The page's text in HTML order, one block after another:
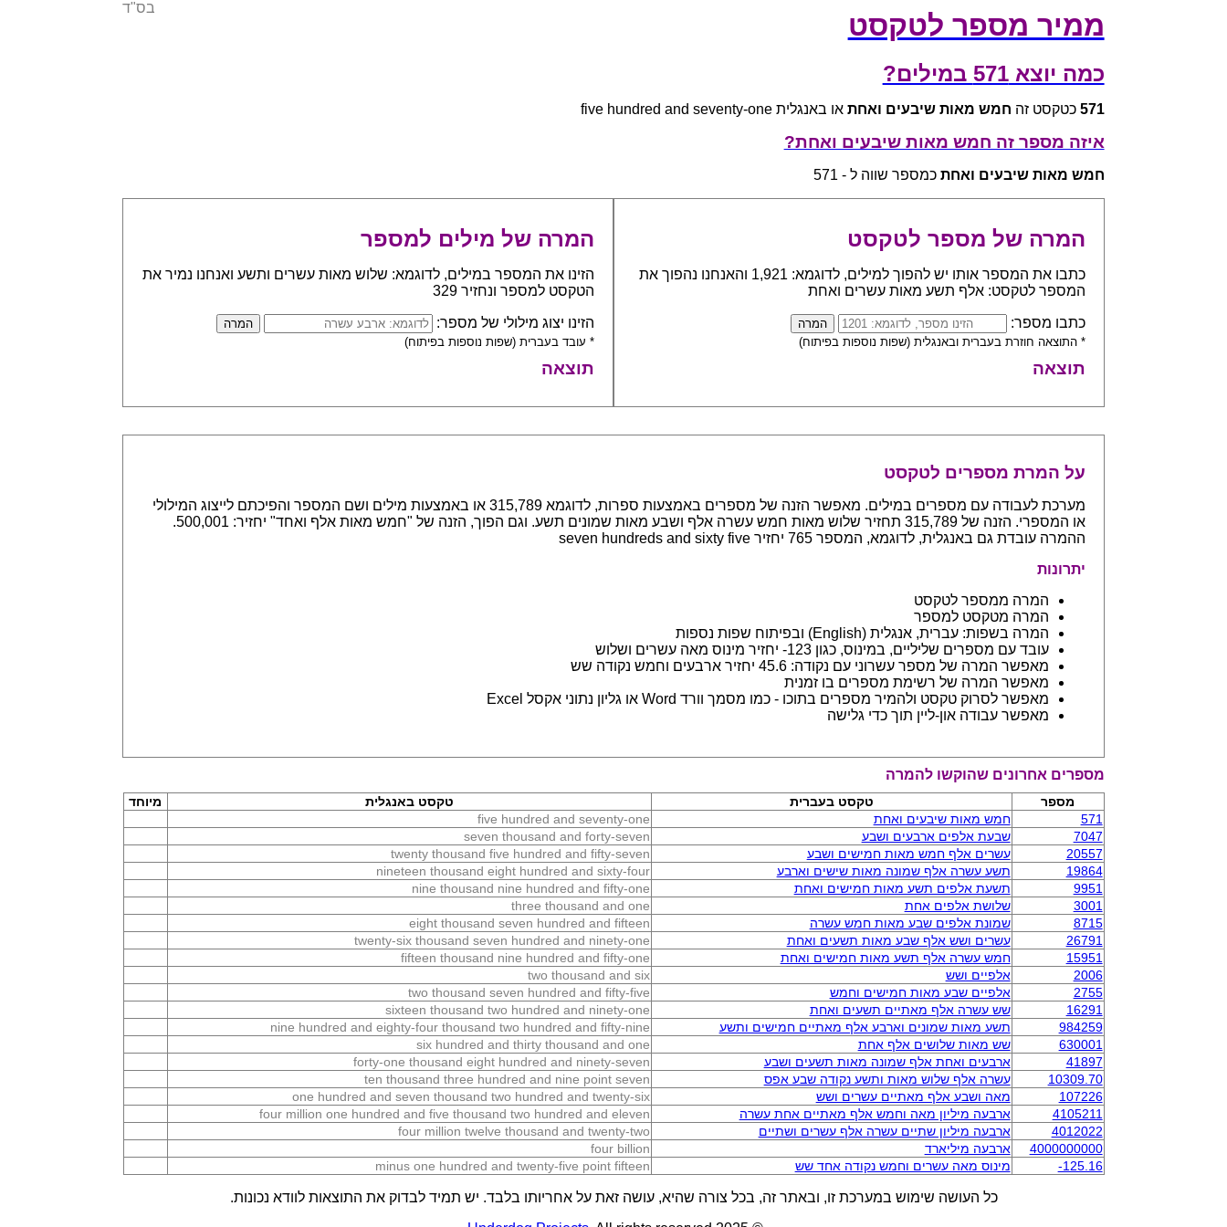
ממיר מספר לטקסט
בס"ד
כמה יוצא 571 במילים?
571 כטקסט זה חמש מאות שיבעים ואחת או באנגלית five hundred and seventy-one
איזה מספר זה חמש מאות שיבעים ואחת?
חמש מאות שיבעים ואחת כמספר שווה ל - 571
המרה של מספר לטקסט
כתבו את המספר אותו יש להפוך למילים, לדוגמא: 1,921 והאנחנו נהפוך את
המספר לטקסט: אלף תשע מאות עשרים ואחת
כתבו מספר:
* התוצאה חוזרת בעברית ובאנגלית (שפות נוספות בפיתוח)
תוצאה
המרה של מילים למספר
הזינו את המספר במילים, לדוגמא: שלוש מאות עשרים ותשע ואנחנו נמיר את
הטקסט למספר ונחזיר 329
הזינו יצוג מילולי של מספר:
* עובד בעברית (שפות נוספות בפיתוח)
תוצאה
על המרת מספרים לטקסט
מערכת לעבודה עם מספרים במילים. מאפשר הזנה של מספרים באמצעות ספרות, לדוגמא 315,789 או באמצעות מילים ושם המספר והפיכתם לייצוג המילולי
או המספרי. הזנה של 315,789 תחזיר שלוש מאות חמש עשרה אלף ושבע מאות שמונים תשע. וגם הפוך, הזנה של "חמש מאות אלף ואחד" יחזיר: 500,001.
ההמרה עובדת גם באנגלית, לדוגמא, המספר 765 יחזיר seven hundreds and sixty five
יתרונות
המרה ממספר לטקסט
המרה מטקסט למספר
המרה בשפות: עברית, אנגלית (English) ובפיתוח שפות נספות
עובד עם מספרים שליליים, במינוס, כגון 123- יחזיר מינוס מאה עשרים ושלוש
מאפשר המרה של מספר עשרוני עם נקודה: 45.6 יחזיר ארבעים וחמש נקודה שש
מאפשר המרה של רשימת מספרים בו זמנית
מאפשר לסרוק טקסט ולהמיר מספרים בתוכו - כמו מסמך וורד Word או גליון נתוני אקסל Excel
מאפשר עבודה און-ליין תוך כדי גלישה
מספרים אחרונים שהוקשו להמרה
מספר טקסט בעברית טקסט באנגלית
מיוחד
571
חמש מאות שיבעים ואחת
five hundred and seventy-one
7047
שבעת אלפים ארבעים ושבע
seven thousand and forty-seven
20557
עשרים אלף חמש מאות חמישים ושבע
twenty thousand five hundred and fifty-seven
19864
תשע עשרה אלף שמונה מאות שישים וארבע
nineteen thousand eight hundred and sixty-four
9951
תשעת אלפים תשע מאות חמישים ואחת
nine thousand nine hundred and fifty-one
3001
שלושת אלפים אחת
three thousand and one
8715
שמונת אלפים שבע מאות חמש עשרה
eight thousand seven hundred and fifteen
26791
עשרים ושש אלף שבע מאות תשעים ואחת
twenty-six thousand seven hundred and ninety-one
15951
חמש עשרה אלף תשע מאות חמישים ואחת
fifteen thousand nine hundred and fifty-one
2006
אלפיים ושש
two thousand and six
2755
אלפיים שבע מאות חמישים וחמש
two thousand seven hundred and fifty-five
16291
שש עשרה אלף מאתיים תשעים ואחת
sixteen thousand two hundred and ninety-one
984259
תשע מאות שמונים וארבע אלף מאתיים חמישים ותשע
nine hundred and eighty-four thousand two hundred and fifty-nine
630001
שש מאות שלושים אלף אחת
six hundred and thirty thousand and one
41897
ארבעים ואחת אלף שמונה מאות תשעים ושבע
forty-one thousand eight hundred and ninety-seven
10309.70
עשרה אלף שלוש מאות ותשע נקודה שבע אפס
ten thousand three hundred and nine point seven
107226
מאה ושבע אלף מאתיים עשרים ושש
one hundred and seven thousand two hundred and twenty-six
4105211
ארבעה מיליון מאה וחמש אלף מאתיים אחת עשרה
four million one hundred and five thousand two hundred and eleven
4012022
ארבעה מיליון שתיים עשרה אלף עשרים ושתיים
four million twelve thousand and twenty-two
4000000000
ארבעה מיליארד
four billion
-125.16
מינוס מאה עשרים וחמש נקודה אחד שש minus one hundred and twenty-five point fifteen
כל העושה שימוש במערכת זו, ובאתר זה, בכל צורה שהיא, עושה זאת על אחריותו בלבד. יש תמיד לבדוק את התוצאות לוודא נכונות.